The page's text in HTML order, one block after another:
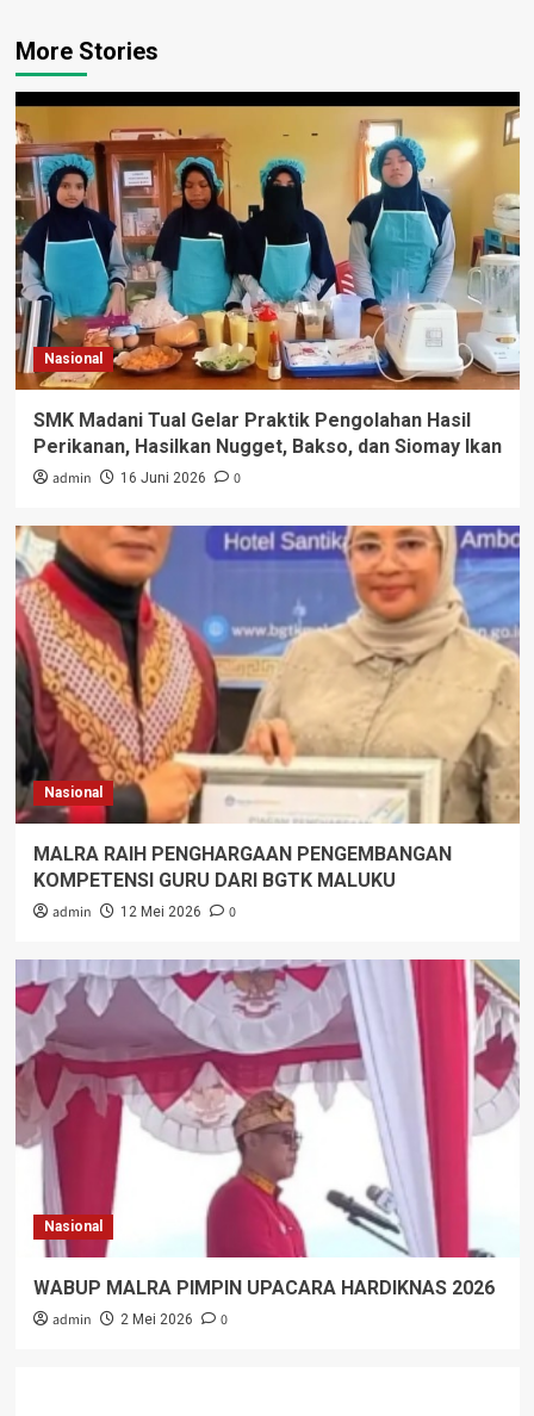
More Stories
Nasional
SMK Madani Tual Gelar Praktik Pengolahan Hasil
Perikanan, Hasilkan Nugget, Bakso, dan Siomay Ikan
admin 16 Juni 2026 0
Nasional
MALRA RAIH PENGHARGAAN PENGEMBANGAN
KOMPETENSI GURU DARI BGTK MALUKU
admin 12 Mei 2026 0
Nasional
WABUP MALRA PIMPIN UPACARA HARDIKNAS 2026
admin 2 Mei 2026 0